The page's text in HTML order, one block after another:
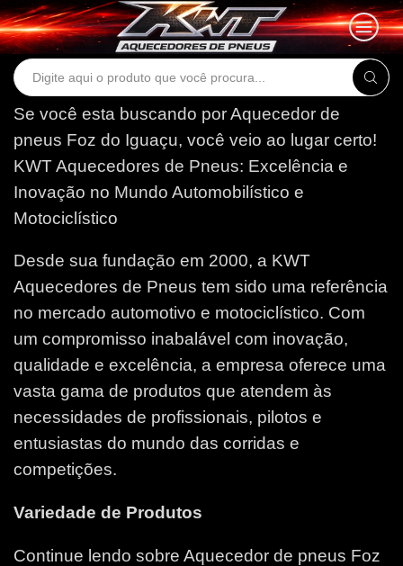
Search
Se você esta buscando por Aquecedor de
pneus Foz do Iguaçu, você veio ao lugar certo!
KWT Aquecedores de Pneus: Excelência e
Inovação no Mundo Automobilístico e
Motociclístico
Desde sua fundação em 2000, a KWT
Aquecedores de Pneus tem sido uma referência
no mercado automotivo e motociclístico. Com
um compromisso inabalável com inovação,
qualidade e excelência, a empresa oferece uma
vasta gama de produtos que atendem às
necessidades de profissionais, pilotos e
entusiastas do mundo das corridas e
competições.
Variedade de Produtos
Continue lendo sobre Aquecedor de pneus Foz